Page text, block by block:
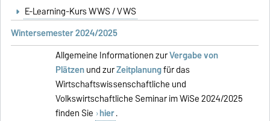
E-Learning-Kurs WWS / VWS
Wintersemester 2024/2025
Allgemeine Informationen zurVergabe von
Plätzenund zurZeitplanungfür das
Wirtschaftswissenschaftliche und
Volkswirtschaftliche Seminar im WiSe 2024/2025
finden Sie hier.